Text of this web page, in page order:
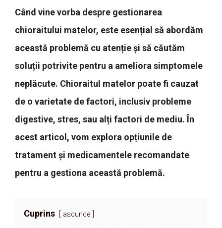
Când vine vorba despre gestionarea
chioraitului matelor, este esențial să abordăm
această problemă cu atenție și să căutăm
soluții potrivite pentru a ameliora simptomele
neplăcute. Chioraitul matelor poate fi cauzat
de o varietate de factori, inclusiv probleme
digestive, stres, sau alți factori de mediu. În
acest articol, vom explora opțiunile de
tratament și medicamentele recomandate
pentru a gestiona această problemă.
Cuprins ascunde